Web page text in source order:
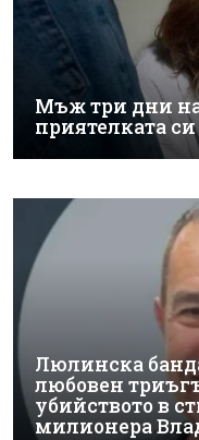
Мъж три дни
приятелката
Люлинска
любовен
убийството в
милионера